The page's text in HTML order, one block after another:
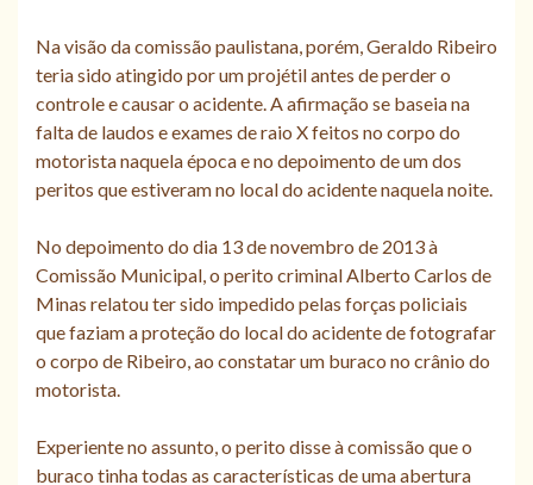
Na visão da comissão paulistana, porém, Geraldo Ribeiro
teria sido atingido por um projétil antes de perder o
controle e causar o acidente. A afirmação se baseia na
falta de laudos e exames de raio X feitos no corpo do
motorista naquela época e no depoimento de um dos
peritos que estiveram no local do acidente naquela noite.
No depoimento do dia 13 de novembro de 2013 à
Comissão Municipal, o perito criminal Alberto Carlos de
Minas relatou ter sido impedido pelas forças policiais
que faziam a proteção do local do acidente de fotografar
o corpo de Ribeiro, ao constatar um buraco no crânio do
motorista.
Experiente no assunto, o perito disse à comissão que o
buraco tinha todas as características de uma abertura